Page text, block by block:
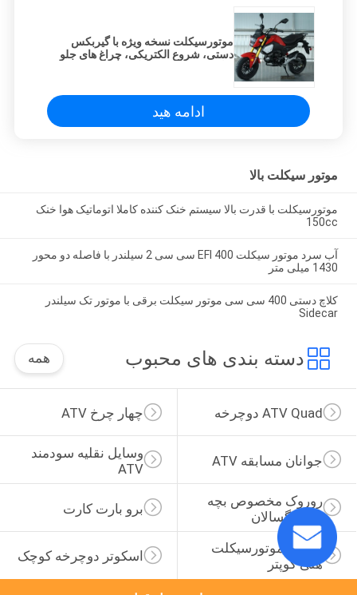
موتورسیکلت نسخه ویژه با گیربکس
دستی، شروع الکتریکی، چراغ های جلو
ادامه هید
موتور سیکلت بالا
موتورسیکلت با قدرت بالا سیستم خنک کننده کاملا اتوماتیک هوا خنک
150cc
آب سرد موتور سیکلت EFI 400 سی سی 2 سیلندر با فاصله دو محور
1430 میلی متر
کلاچ دستی 400 سی سی موتور سیکلت برقی با موتور تک سیلندر
Sidecar
دسته بندی های محبوب همه
چهار چرخ ATV ATV Quad دوچرخه
وسایل نقلیه سودمند
ATV
جوانان مسابقه ATV
برو بارت کارت
روروک مخصوص بچه
ها بزرگسالان
اسکوتر دوچرخه کوچک
250cc موتورسیکلت
هلی کوپتر